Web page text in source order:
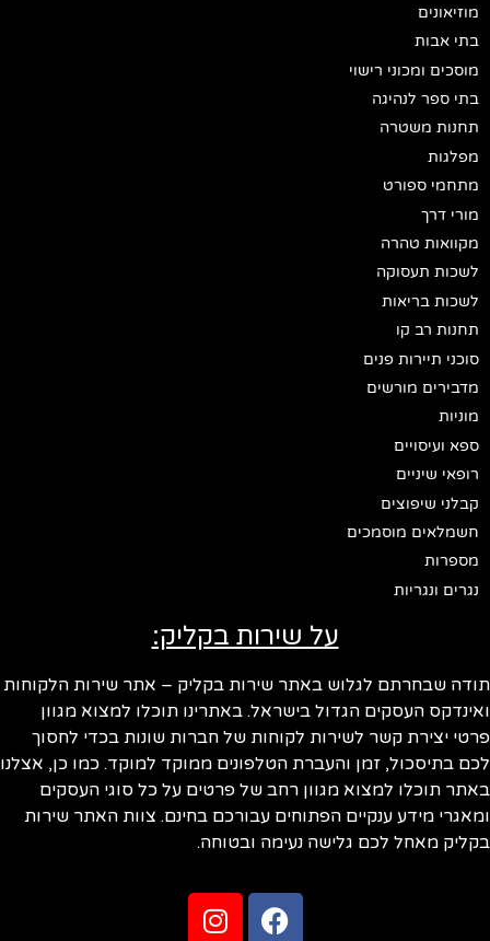
מוזיאונים
בתי אבות
מוסכים ומכוני רישוי
בתי ספר לנהיגה
תחנות משטרה
מפלגות
מתחמי ספורט
מורי דרך
מקוואות טהרה
לשכות תעסוקה
לשכות בריאות
תחנות רב קו
סוכני תיירות פנים
מדבירים מורשים
מוניות
ספא ועיסויים
רופאי שיניים
קבלני שיפוצים
חשמלאים מוסמכים
מספרות
נגרים ונגריות
על שירות בקליק:
תודה שבחרתם לגלוש באתר שירות בקליק – אתר שירות הלקוחות
ואינדקס העסקים הגדול בישראל. באתרינו תוכלו למצוא מגוון
פרטי יצירת קשר לשירות לקוחות של חברות שונות בכדי לחסוך
לכם בתיסכול, זמן והעברת הטלפונים ממוקד למוקד. כמו כן, אצלנו
באתר תוכלו למצוא מגוון רחב של פרטים על כל סוגי העסקים
ומאגרי מידע ענקיים הפתוחים עבורכם בחינם. צוות האתר שירות
בקליק מאחל לכם גלישה נעימה ובטוחה.